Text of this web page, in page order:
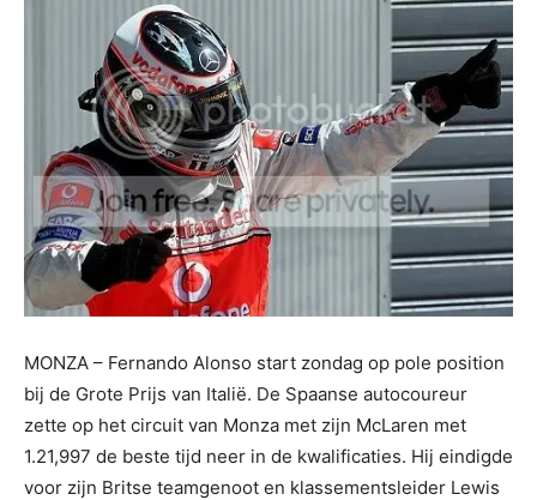
MONZA – Fernando Alonso start zondag op pole position
bij de Grote Prijs van Italië. De Spaanse autocoureur
zette op het circuit van Monza met zijn McLaren met
1.21,997 de beste tijd neer in de kwalificaties. Hij eindigde
voor zijn Britse teamgenoot en klassementsleider Lewis